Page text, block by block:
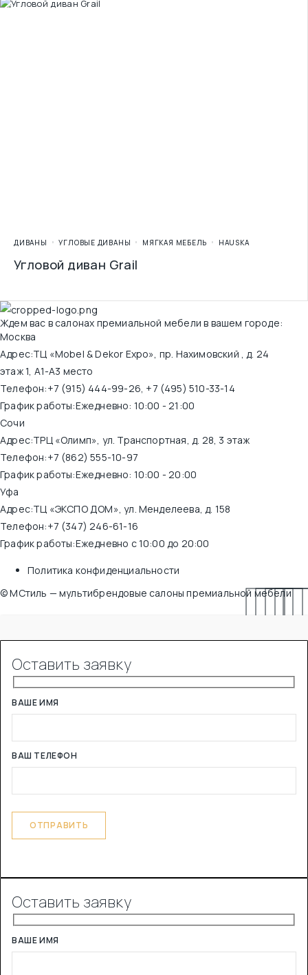
ДИВАНЫ УГЛОВЫЕ ДИВАНЫ МЯГКАЯ МЕБЕЛЬ HAUSKA
Угловой диван Grail
Ждем вас в салонах премиальной мебели в вашем городе:
Москва
Адрес:ТЦ «Mobel & Dekor Expo», пр. Нахимовский , д. 24
этаж 1, А1-А3 место
Телефон:+7 (915) 444-99-26, +7 (495) 510-33-14
График работы:Ежедневно: 10:00 - 21:00
Сочи
Адрес:ТРЦ «Олимп», ул. Транспортная, д. 28, 3 этаж
Телефон:+7 (862) 555-10-97
График работы:Ежедневно: 10:00 - 20:00
Уфа
Адрес:ТЦ «ЭКСПО ДОМ», ул. Менделеева, д. 158
Телефон:+7 (347) 246-61-16
График работы:Ежедневно с 10:00 до 20:00
Политика конфиденциальности
© МСтиль — мультибрендовые салоны премиальной мебели
Оставить заявку
ВАШЕ ИМЯ
ВАШ ТЕЛЕФОН
Оставить заявку
ВАШЕ ИМЯ